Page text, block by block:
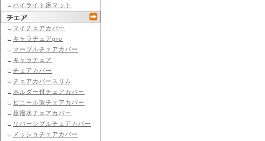
∟ ハイライト床マット
∟ マイチェアカバー
∟ キャラチェアpro
∟ マーブルチェアカバー
∟ キャラチェア
∟ チェアカバー
∟ チェアカバースリム
∟ ホルダー付チェアカバー
∟
ビニール製チェアカバー
∟ 超撥水チェアカバー
∟
リバーシブルチェアカバー
∟
メッシュチェアカバー